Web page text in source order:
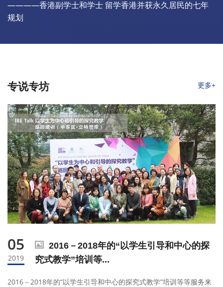
————香港副学士和学士 留学香港并获永久居民的七年
规划
更多+
专说专坊
05
2019
2016－2018年的“以学生引导和中心的探
究式教学”培训等...
2016－2018年的“以学生引导和中心的探究式教学”培训等等服务来